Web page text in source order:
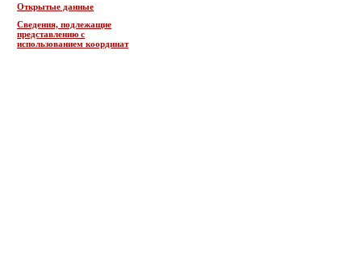
Открытые данные
Сведения, подлежащие
представлению с
использованием координат